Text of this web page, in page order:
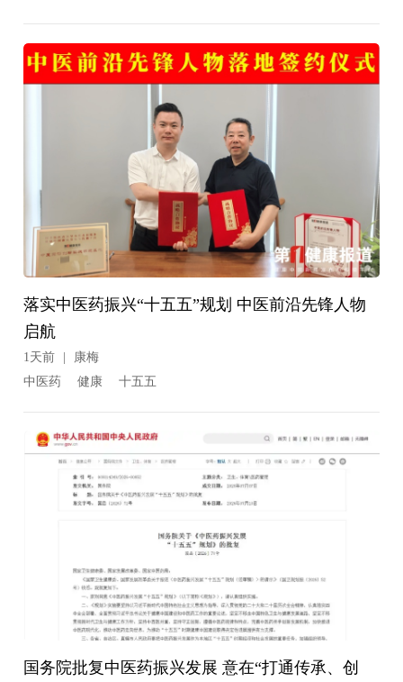
落实中医药振兴“十五五”规划 中医前沿先锋人物
启航
1天前
康梅
中医药
健康 十五五
国务院批复中医药振兴发展 意在“打通传承、创